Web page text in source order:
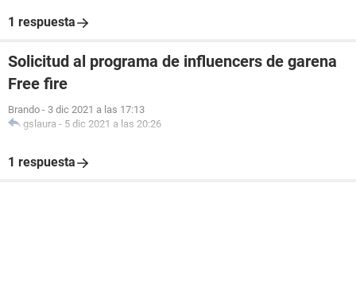
1 respuesta
Solicitud al programa de influencers de garena
Free fire
Brando - 3 dic 2021 a las 17:13
gslaura - 5 dic 2021 a las 20:26
1 respuesta